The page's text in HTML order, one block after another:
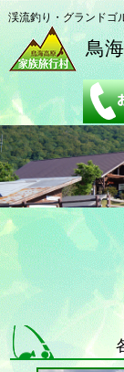
渓流釣り・グランドゴ
鳥